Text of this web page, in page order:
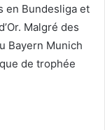
en Bundesliga et
Malgré des
Bayern Munich
de trophée